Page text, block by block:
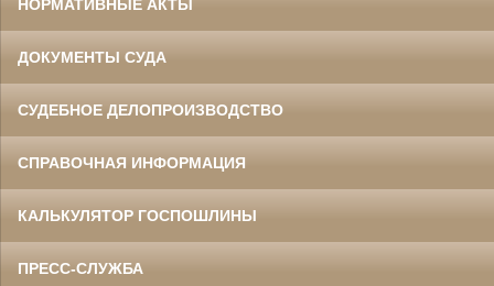
НОРМАТИВНЫЕ АКТЫ
ДОКУМЕНТЫ СУДА
СУДЕБНОЕ ДЕЛОПРОИЗВОДСТВО
СПРАВОЧНАЯ ИНФОРМАЦИЯ
КАЛЬКУЛЯТОР ГОСПОШЛИНЫ
ПРЕСС-СЛУЖБА